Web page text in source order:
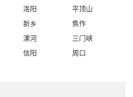
洛阳
平顶山
新乡
焦作
漯河
三门峡
信阳
周口